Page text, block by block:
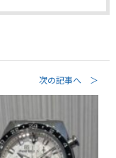
次の記事へ ＞